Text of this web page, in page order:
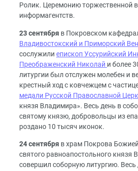
Ролик. Церемонию торжественной
информагентств.
23 сентября в Покровском
Владивостокский и Приморский
сослужили епископ Уссурийский
Преображенский Николай и более
литургии был отслужен молебен и
крестный ход с ковчежцем с
медали Русской Православной
князя Владимира». Весь день в
святому князю, добровольцы из
роздано 10 тысяч иконок.
24 сентября в храм Покрова
святого равноапостольного князя
совершил соборную литургию.